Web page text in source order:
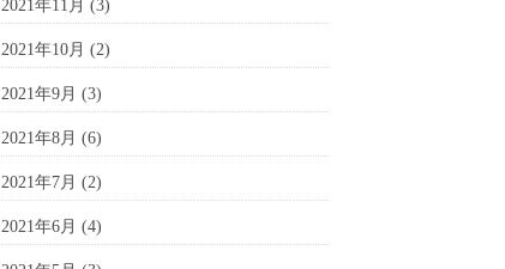
2021年11月 (3)
2021年10月 (2)
2021年9月 (3)
2021年8月 (6)
2021年7月 (2)
2021年6月 (4)